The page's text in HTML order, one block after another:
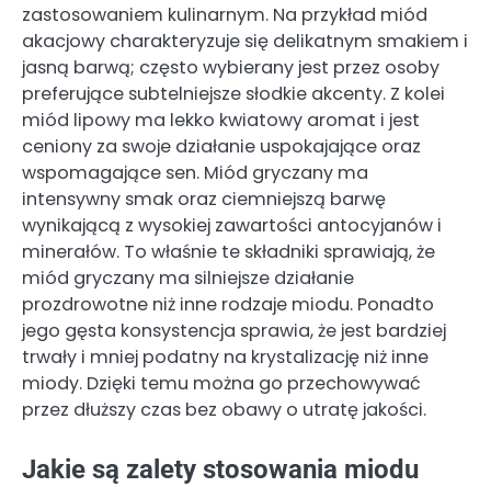
zastosowaniem kulinarnym. Na przykład miód
akacjowy charakteryzuje się delikatnym smakiem i
jasną barwą; często wybierany jest przez osoby
preferujące subtelniejsze słodkie akcenty. Z kolei
miód lipowy ma lekko kwiatowy aromat i jest
ceniony za swoje działanie uspokajające oraz
wspomagające sen. Miód gryczany ma
intensywny smak oraz ciemniejszą barwę
wynikającą z wysokiej zawartości antocyjanów i
minerałów. To właśnie te składniki sprawiają, że
miód gryczany ma silniejsze działanie
prozdrowotne niż inne rodzaje miodu. Ponadto
jego gęsta konsystencja sprawia, że jest bardziej
trwały i mniej podatny na krystalizację niż inne
miody. Dzięki temu można go przechowywać
przez dłuższy czas bez obawy o utratę jakości.
Jakie są zalety stosowania miodu